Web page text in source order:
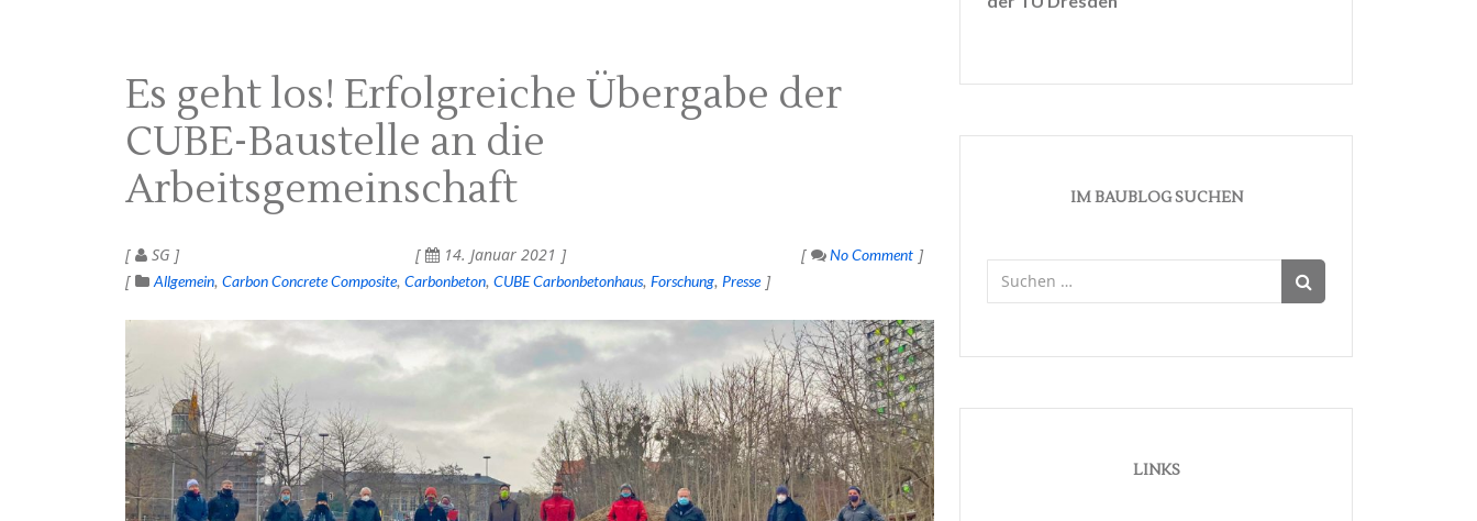
Es geht los! Erfolgreiche Übergabe der
CUBE-Baustelle an die
Arbeitsgemeinschaft
SG 14. Januar 2021
No Comment
Allgemein Carbon Concrete Composite Carbonbeton CUBE Carbonbetonhaus Forschung Presse
IM BAUBLOG SUCHEN
nach:
LINKS